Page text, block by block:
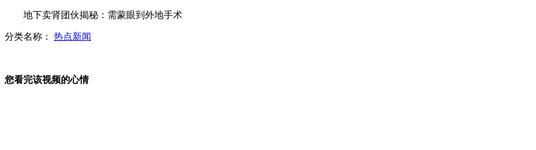
专家:黑龙江疑似UFO较大可能为飞虫
地下卖肾团伙揭秘：需蒙眼到外地手术
分类名称： 热点新闻
您看完该视频的心情